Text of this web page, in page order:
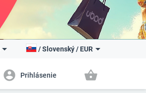
/Slovenský/ EUR
account_circle Prihlásenie shopping_basket